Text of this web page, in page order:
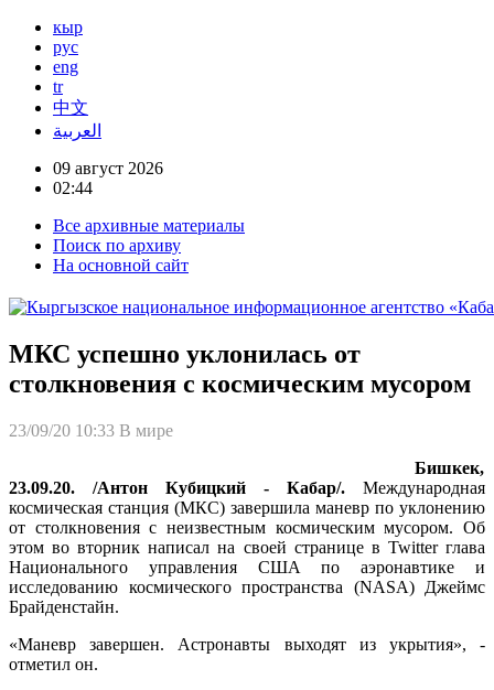
кыр
рус
eng
tr
中文
العربية
09 август 2026
02:44
Все архивные материалы
Поиск по архиву
На основной сайт
МКС успешно уклонилась от
столкновения с космическим мусором
23/09/20 10:33 В мире
Бишкек,
23.09.20. /Антон Кубицкий - Кабар/. Международная
космическая станция (МКС) завершила маневр по уклонению
от столкновения с неизвестным космическим мусором. Об
этом во вторник написал на своей странице в Twitter глава
Национального управления США по аэронавтике и
исследованию космического пространства (NASA) Джеймс
Брайденстайн.
«Маневр завершен. Астронавты выходят из укрытия», -
отметил он.